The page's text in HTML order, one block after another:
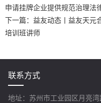
申请挂牌企业提供规范治理法
下一篇： 益友动态丨益友天元
培训班讲师
联系方式
地址：苏州市工业园区月亮